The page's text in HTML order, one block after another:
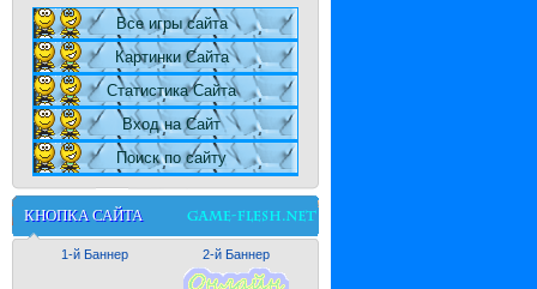
Все игры сайта
Картинки Сайта
Статистика Сайта
Вход на Сайт
Поиск по сайту
КНОПКА САЙТА
1-й Баннер 2-й Баннер